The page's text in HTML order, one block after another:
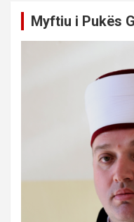
Myftiu i Pukës